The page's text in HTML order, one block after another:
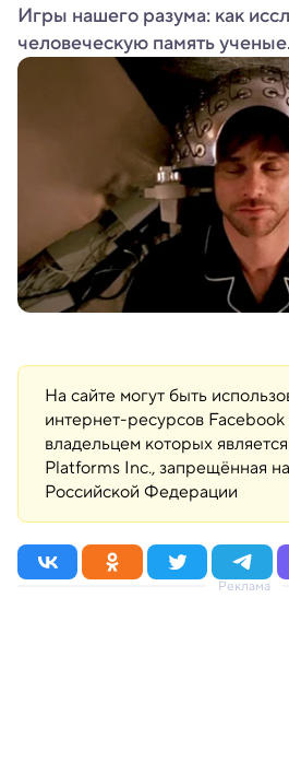
Игры нашего разума: как
человеческую память ученые.
На сайте могут быть
интернет-ресурсов
владельцем которых
Platforms Inc., запрещённая
Российской Федерации
Реклама